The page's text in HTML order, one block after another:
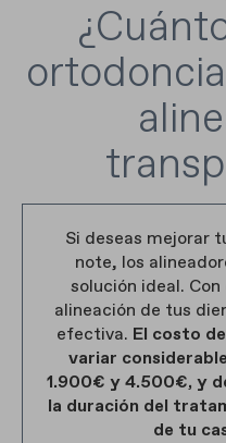
Si deseas mejorar
note, los
solución ideal.
alineación de tus
efectiva. El costo
variar
1.900€ y 4.500€, y
la duración del
de tu